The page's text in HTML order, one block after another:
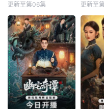
更新至第06集 更新至